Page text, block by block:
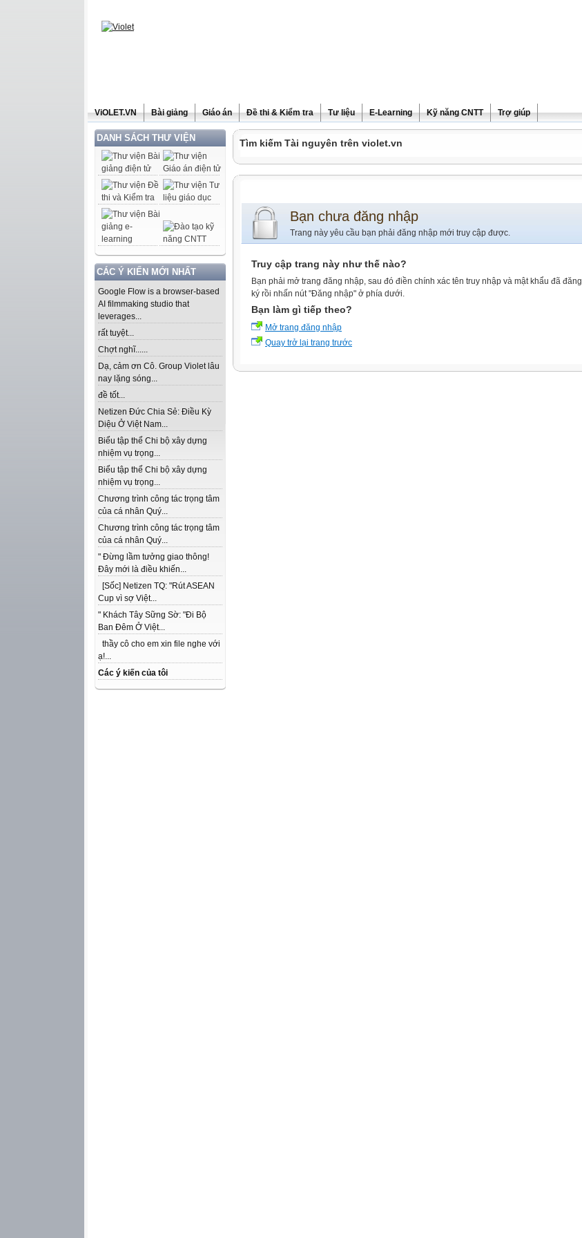
ViOLET.VN Bài giảng Giáo án Đề thi & Kiểm tra Tư liệu E-Learning Kỹ năng CNTT Trợ giúp
DANH SÁCH THƯ VIỆN
CÁC Ý KIẾN MỚI NHẤT
Google Flow is a browser-based
AI filmmaking studio that
leverages...
rất tuyệt...
Chợt nghĩ......
Dạ, cảm ơn Cô. Group Violet lâu
nay lặng sóng...
đề tốt...
Netizen Đức Chia Sẻ: Điều Kỳ
Diệu Ở Việt Nam...
Biểu tập thể Chi bộ xây dựng
nhiệm vụ trọng...
Biểu tập thể Chi bộ xây dựng
nhiệm vụ trọng...
Chương trình công tác trọng tâm
của cá nhân Quý...
Chương trình công tác trọng tâm
của cá nhân Quý...
" Đừng lầm tưởng giao thông!
Đây mới là điều khiến...
[Sốc] Netizen TQ: "Rút ASEAN
Cup vì sợ Việt...
" Khách Tây Sững Sờ: "Đi Bộ
Ban Đêm Ở Việt...
thầy cô cho em xin file nghe với
ạ!...
Các ý kiến của tôi
Tìm kiếm Tài nguyên trên violet.vn
Bạn chưa đăng nhập
Trang này yêu cầu bạn phải đăng nhập mới truy cập được.
Truy cập trang này như thế nào?
Bạn phải mở trang đăng nhập, sau đó điền chính xác tên truy nhập và mật khẩu đã đăng
ký rồi nhấn nút "Đăng nhập" ở phía dưới.
Bạn làm gì tiếp theo?
Mở trang đăng nhập
Quay trở lại trang trước